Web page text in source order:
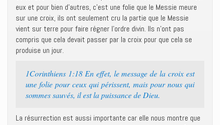
eux et pour bien d’autres, c’est une folie que le Messie meure
sur une croix, ils ont seulement cru la partie que le Messie
vient sur terre pour faire régner l’ordre divin. Ils n’ont pas
compris que cela devait passer par la croix pour que cela se
produise un jour.
1Corinthiens 1:18 En effet, le message de la croix est
une folie pour ceux qui périssent, mais pour nous qui
sommes sauvés, il est la puissance de Dieu.
La résurrection est aussi importante car elle nous montre que